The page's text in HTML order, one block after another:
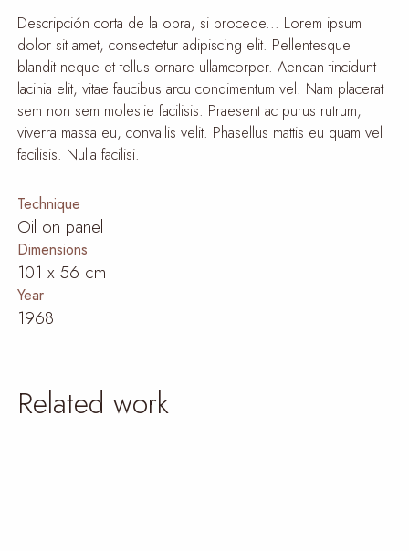
Descripción corta de la obra, si procede... Lorem ipsum
dolor sit amet, consectetur adipiscing elit. Pellentesque
blandit neque et tellus ornare ullamcorper. Aenean tincidunt
lacinia elit, vitae faucibus arcu condimentum vel. Nam placerat
sem non sem molestie facilisis. Praesent ac purus rutrum,
viverra massa eu, convallis velit. Phasellus mattis eu quam vel
facilisis. Nulla facilisi.
Technique
Oil on panel
Dimensions
101 x 56 cm
Year
1968
Related work